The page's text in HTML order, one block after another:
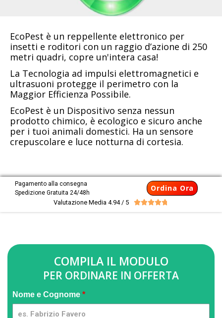
EcoPest è un reppellente elettronico per
insetti e roditori con un raggio d’azione di 250
metri quadri, copre un'intera casa!
La Tecnologia ad impulsi elettromagnetici e
ultrasuoni protegge il perimetro con la
Maggior Efficienza Possibile.
EcoPest è un Dispositivo senza nessun
prodotto chimico, è ecologico e sicuro anche
per i tuoi animali domestici. Ha un sensore
crepuscolare e luce notturna di cortesia.
Pagamento alla consegna
Spedizione Gratuita 24/48h
Ordina Ora
Valutazione Media 4.94 / 5 
COMPILA IL MODULO
PER ORDINARE IN OFFERTA
Ecopest
2x1 [IT] -
GpmQMIA
Nome e Cognome *